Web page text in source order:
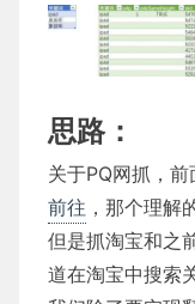
思路：
关于PQ网抓，前
前往 ，那个理解
但是抓淘宝和之
道在淘宝中搜索